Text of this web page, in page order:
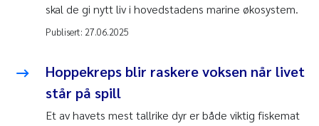
skal de gi nytt liv i hovedstadens marine økosystem.
Publisert: 27.06.2025
Hoppekreps blir raskere voksen når livet
står på spill
Et av havets mest tallrike dyr er både viktig fiskemat